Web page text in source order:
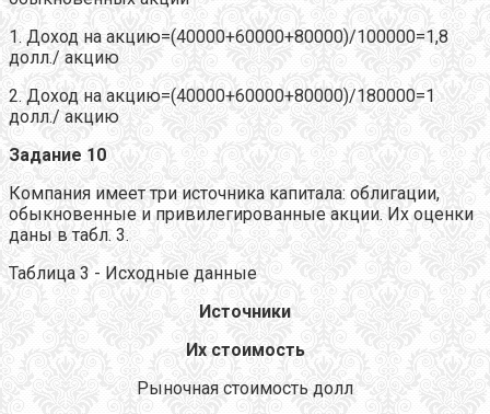
1. Доход на акцию=(40000+60000+80000)/100000=1,8
долл./ акцию
2. Доход на акцию=(40000+60000+80000)/180000=1
долл./ акцию
Задание 10
Компания имеет три источника капитала: облигации,
обыкновенные и привилегированные акции. Их оценки
даны в табл. 3.
Таблица 3 - Исходные данные
Источники
Их стоимость
Рыночная стоимость долл